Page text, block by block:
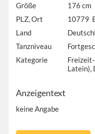
Größe
176 cm
PLZ, Ort
10779
Land
Tanzniveau
Kategorie
Latein),
Anzeigentext
keine Angabe